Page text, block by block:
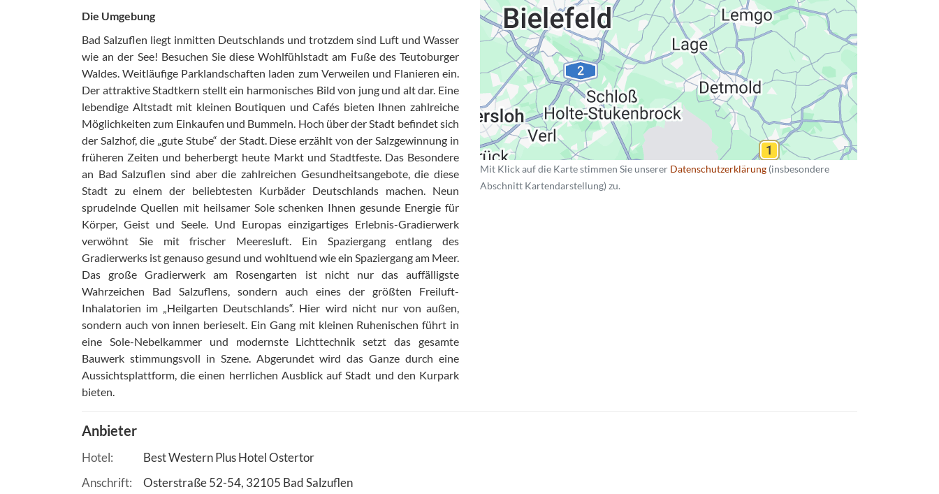
Die Umgebung
Bad Salzuflen liegt inmitten Deutschlands und trotzdem sind Luft und Wasser
wie an der See! Besuchen Sie diese Wohlfühlstadt am Fuße des Teutoburger
Waldes. Weitläufige Parklandschaften laden zum Verweilen und Flanieren ein.
Der attraktive Stadtkern stellt ein harmonisches Bild von jung und alt dar. Eine
lebendige Altstadt mit kleinen Boutiquen und Cafés bieten Ihnen zahlreiche
Möglichkeiten zum Einkaufen und Bummeln. Hoch über der Stadt befindet sich
der Salzhof, die „gute Stube“ der Stadt. Diese erzählt von der Salzgewinnung in
früheren Zeiten und beherbergt heute Markt und Stadtfeste. Das Besondere
an Bad Salzuflen sind aber die zahlreichen Gesundheitsangebote, die diese
Stadt zu einem der beliebtesten Kurbäder Deutschlands machen. Neun
sprudelnde Quellen mit heilsamer Sole schenken Ihnen gesunde Energie für
Körper, Geist und Seele. Und Europas einzigartiges Erlebnis-Gradierwerk
verwöhnt Sie mit frischer Meeresluft. Ein Spaziergang entlang des
Gradierwerks ist genauso gesund und wohltuend wie ein Spaziergang am Meer.
Das große Gradierwerk am Rosengarten ist nicht nur das auffälligste
Wahrzeichen Bad Salzuflens, sondern auch eines der größten Freiluft-
Inhalatorien im „Heilgarten Deutschlands“. Hier wird nicht nur von außen,
sondern auch von innen berieselt. Ein Gang mit kleinen Ruhenischen führt in
eine Sole-Nebelkammer und modernste Lichttechnik setzt das gesamte
Bauwerk stimmungsvoll in Szene. Abgerundet wird das Ganze durch eine
Aussichtsplattform, die einen herrlichen Ausblick auf Stadt und den Kurpark
bieten.
Mit Klick auf die Karte stimmen Sie unserer Datenschutzerklärung (insbesondere
Abschnitt Kartendarstellung) zu.
Anbieter
Hotel
Best Western Plus Hotel Ostertor
Anschrift
Osterstraße 52-54 32105 Bad Salzuflen